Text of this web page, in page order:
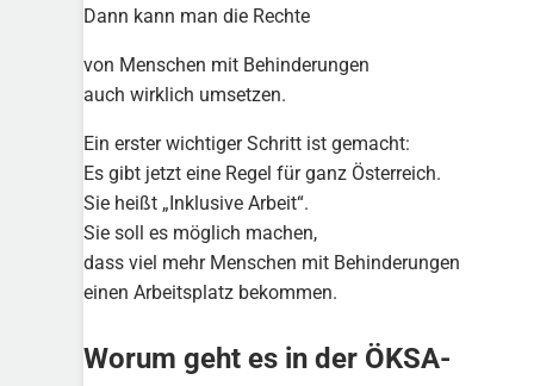
Dann kann man die Rechte
von Menschen mit Behinderungen
auch wirklich umsetzen.
Ein erster wichtiger Schritt ist gemacht:
Es gibt jetzt eine Regel für ganz Österreich.
Sie heißt „Inklusive Arbeit“.
Sie soll es möglich machen,
dass viel mehr Menschen mit Behinderungen
einen Arbeitsplatz bekommen.
Worum geht es in der ÖKSA-